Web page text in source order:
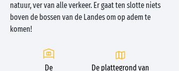
natuur, ver van alle verkeer. Er gaat ten slotte niets
boven de bossen van de Landes om op adem te
komen!
De
De plattegrond van